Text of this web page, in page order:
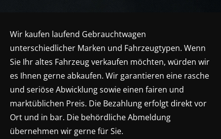
Wir kaufen laufend Gebrauchtwagen
unterschiedlicher Marken und Fahrzeugtypen. Wenn
Sie Ihr altes Fahrzeug verkaufen möchten, würden wir
es Ihnen gerne abkaufen. Wir garantieren eine rasche
und seriöse Abwicklung sowie einen fairen und
marktüblichen Preis. Die Bezahlung erfolgt direkt vor
Ort und in bar. Die behördliche Abmeldung
übernehmen wir gerne für Sie.